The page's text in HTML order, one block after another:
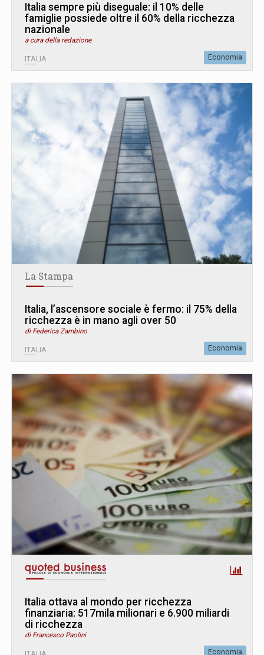
Italia sempre più diseguale: il 10% delle
famiglie possiede oltre il 60% della ricchezza
nazionale
a cura della redazione
ITALIA Economia
La Stampa
Italia, l’ascensore sociale è fermo: il 75% della
ricchezza è in mano agli over 50
di Federica Zambino
ITALIA Economia
Italia ottava al mondo per ricchezza
finanziaria: 517mila milionari e 6.900 miliardi
di ricchezza
di Francesco Paolini
Economia